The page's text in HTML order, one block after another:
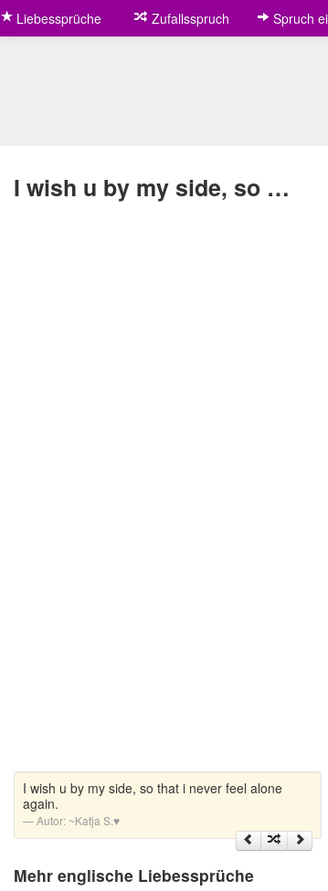
Liebessprüche Zufallsspruch Spruch
I wish u by my side, so …
I wish u by my side, so that i never feel alone
again.
Autor: ~Katja S.♥
Mehr englische Liebessprüche